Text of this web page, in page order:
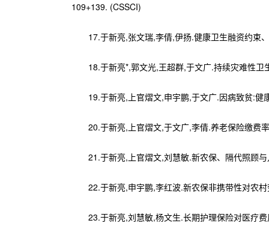
109+139. (CSSCI)
17.于新亮,张文瑞,李倩,伊扬.健康卫生融资约
18.于新亮*,郭文光,王超群,于文广.持续灾难性
19.于新亮,上官熠文,申宇鹏,于文广.因病致贫:
20.于新亮,上官熠文,于文广,李倩.养老保险缴
21.于新亮,上官熠文,刘慧敏.新农保、隔代照顾
22.于新亮,申宇鹏,李红波.新农保非携带性对农
23.于新亮,刘慧敏,杨文生.长期护理保险对医疗